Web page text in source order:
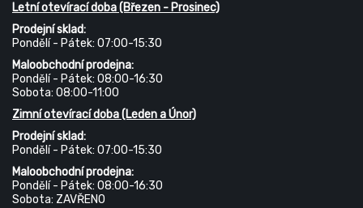
Letní otevírací doba (Březen - Prosinec)
Prodejní sklad:
Pondělí - Pátek: 07:00-15:30
Maloobchodní prodejna:
Pondělí - Pátek: 08:00-16:30
Sobota: 08:00-11:00
Zimní otevírací doba (Leden a Únor)
Prodejní sklad:
Pondělí - Pátek: 07:00-15:30
Maloobchodní prodejna:
Pondělí - Pátek: 08:00-16:30
Sobota: ZAVŘENO